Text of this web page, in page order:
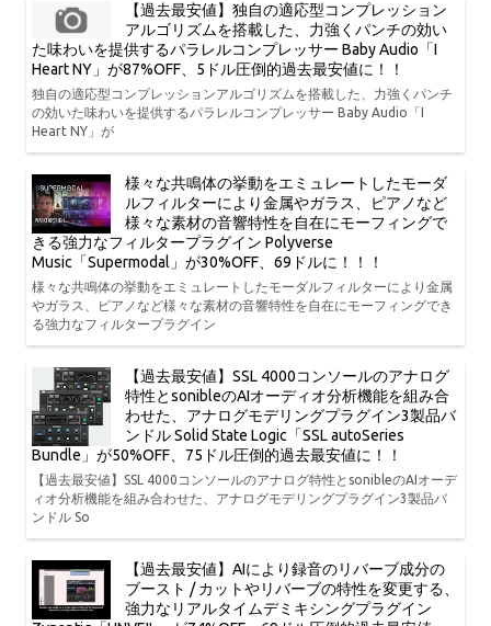
【過去最安値】独自の適応型コンプレッション
アルゴリズムを搭載した、力強くパンチの効い
た味わいを提供するパラレルコンプレッサー Baby Audio「I
Heart NY」が87%OFF、5ドル圧倒的過去最安値に！！
独自の適応型コンプレッションアルゴリズムを搭載した、力強くパンチ
の効いた味わいを提供するパラレルコンプレッサー Baby Audio「I
Heart NY」が
様々な共鳴体の挙動をエミュレートしたモーダ
ルフィルターにより金属やガラス、ピアノなど
様々な素材の音響特性を自在にモーフィングで
きる強力なフィルタープラグイン Polyverse
Music「Supermodal」が30%OFF、69ドルに！！！
様々な共鳴体の挙動をエミュレートしたモーダルフィルターにより金属
やガラス、ピアノなど様々な素材の音響特性を自在にモーフィングでき
る強力なフィルタープラグイン
【過去最安値】SSL 4000コンソールのアナログ
特性とsonibleのAIオーディオ分析機能を組み合
わせた、アナログモデリングプラグイン3製品バ
ンドル Solid State Logic「SSL autoSeries
Bundle」が50%OFF、75ドル圧倒的過去最安値に！！
【過去最安値】SSL 4000コンソールのアナログ特性とsonibleのAIオーデ
ィオ分析機能を組み合わせた、アナログモデリングプラグイン3製品バ
ンドル So
【過去最安値】AIにより録音のリバーブ成分の
ブースト / カットやリバーブの特性を変更する、
強力なリアルタイムデミキシングプラグイン